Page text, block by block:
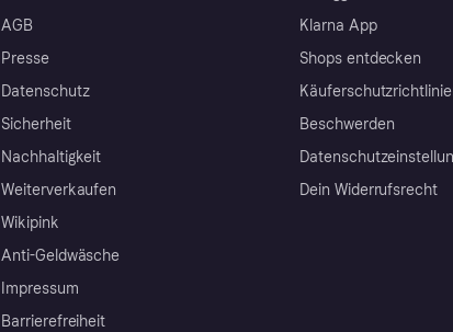
AGB
Presse
Datenschutz
Sicherheit
Nachhaltigkeit
Weiterverkaufen
Wikipink
Anti-Geldwäsche
Impressum
Barrierefreiheit
Klarna App
Shops entdecken
Beschwerden
Dein Widerrufsrecht